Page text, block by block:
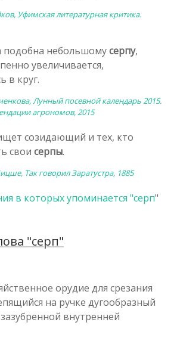
Уфимская литературная критика.
подобна небольшомусерпу,
увеличивается,
в круг.
Лунный посевной календарь 2015.
агрономов, 2015
созидающий и тех, кто
свои серпы.
Так говорил Заратустра, 1885
в которых упоминается "серп"
"серп"
орудие для срезания
на ручке дугообразный
внутренней